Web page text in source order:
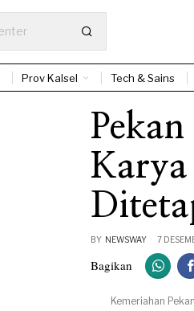
Prov Kalsel Tech & Sains
Karya
BY NEWSWAY 7
Bagikan
Kemeriahan